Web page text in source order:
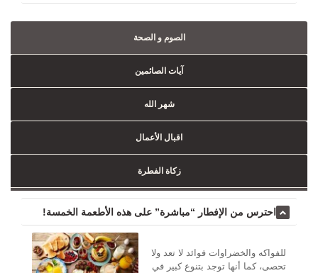
الصوم و الصحة
آيات الصائمين
شهر الله
اقبال الأعمال
زكاة الفطرة
احترس من الإفطار “مباشرة” على هذه الأطعمة الخمسة!
للفواكه والخضراوات فوائد لا تعد ولا
تحصى، كما أنها توجد بتنوع كبير في